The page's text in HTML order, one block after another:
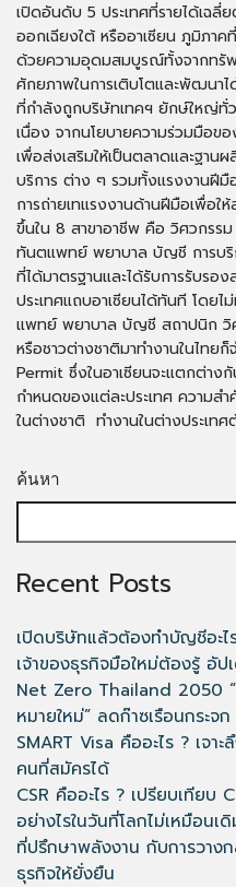
เปิดอันดับ 5 ประเทศที่รายได้เฉลี่
ออกเฉียงใต้ หรืออาเซียน ภูมิภา
ด้วยความอุดมสมบูรณ์ทั้งจากทรัพ
ศักยภาพในการเติบโตและพัฒนาไ
ที่กำลังถูกบริษัทเทคฯ ยักษ์ใหญ่ทั่
เนื่อง จากนโยบายความร่วมมือข
เพื่อส่งเสริมให้เป็นตลาดและฐาน
บริการ ต่าง ๆ รวมทั้งแรงงานฝีมื
การถ่ายเทแรงงานด้านฝีมือเพื่อใ
ขึ้นใน 8 สาขาอาชีพ คือ วิศวกรร
ทันตแพทย์ พยาบาล บัญชี การบริ
ที่ได้มาตรฐานและได้รับการรับรอ
ประเทศแถบอาเซียนได้ทันที โดย
แพทย์ พยาบาล บัญชี สถาปนิก วิศ
หรือชาวต่างชาติมาทำงานในไทย
Permit ซึ่งในอาเซียนจะแตกต่าง
กำหนดของแต่ละประเทศ ความ
ในต่างชาติ ทำงานในต่างประเท
ค้นหา
Recent Posts
เปิดบริษัทแล้วต้องทำบัญชีอะ
เจ้าของธุรกิจมือใหม่ต้องรู้ อั
Net Zero Thailand 2050 “
หมายใหม่” ลดก๊าซเรือนกระจ
SMART Visa คืออะไร ? เจา
คนที่สมัครได้
CSR คืออะไร ? เปรียบเทียบ
อย่างไรในวันที่โลกไม่เหมือนเ
ที่ปรึกษาพลังงาน กับการวา
ธุรกิจให้ยั่งยืน